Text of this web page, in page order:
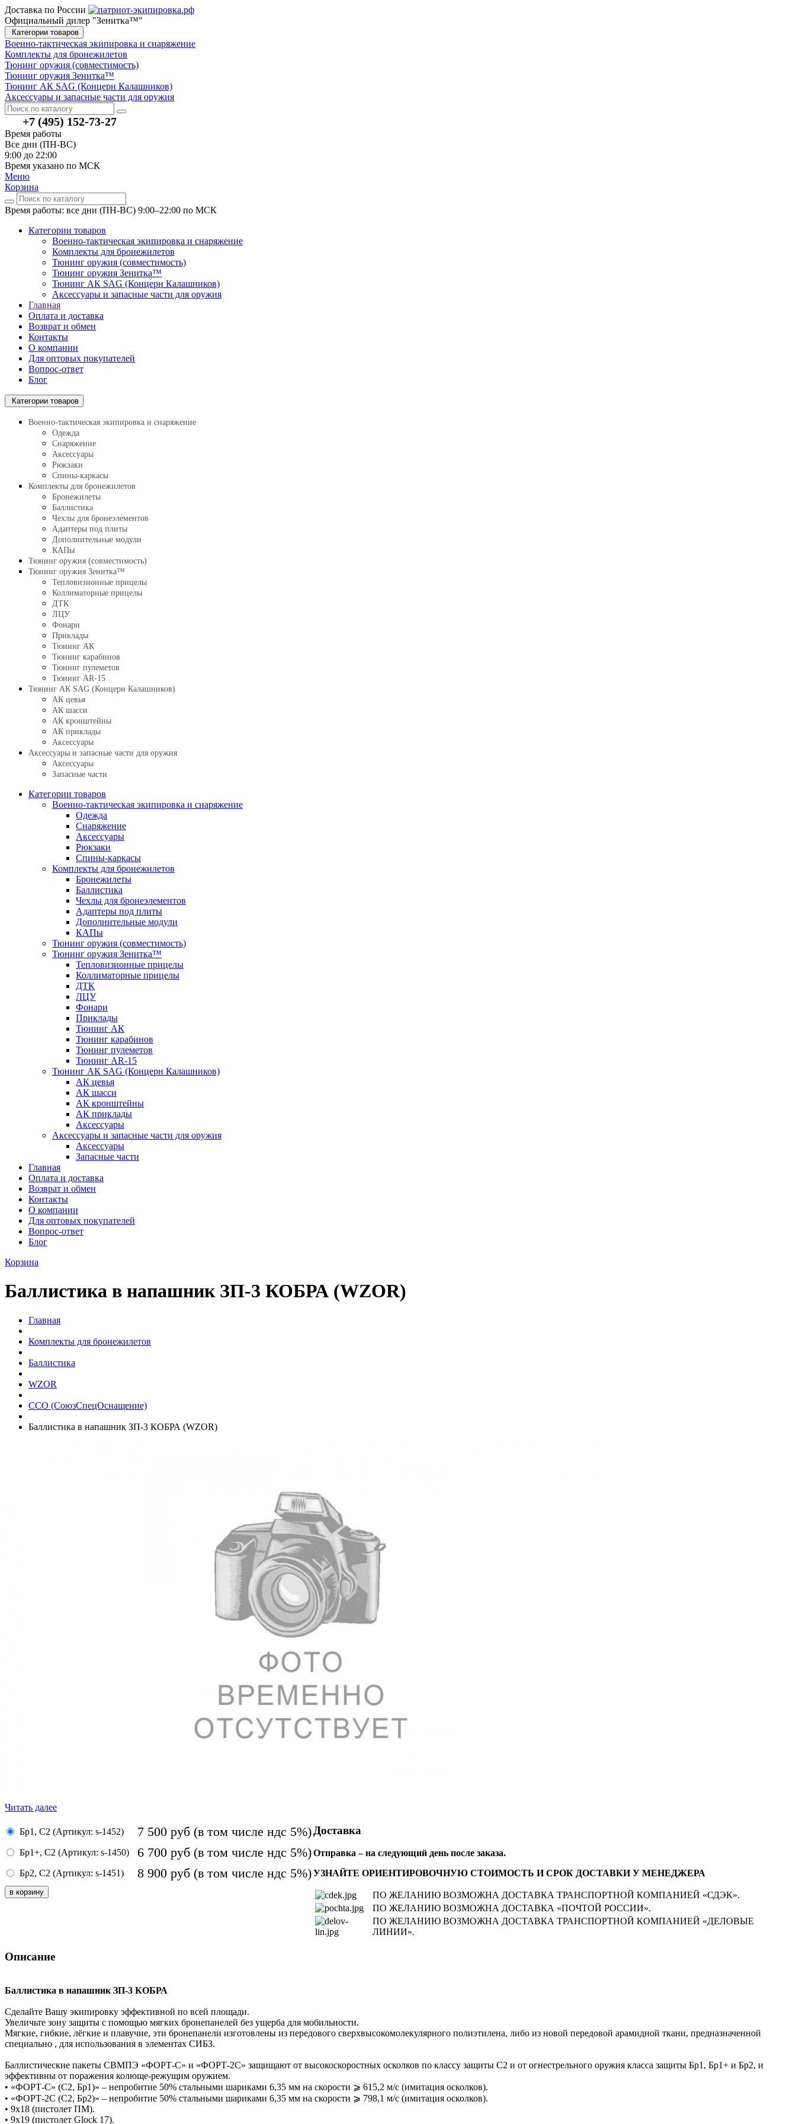
Доставка по России
Официальный дилер "Зенитка™"
Категории товаров
Военно-тактическая экипировка и снаряжение
Комплекты для бронежилетов
Тюнинг оружия (совместимость)
Тюнинг оружия Зенитка™
Тюнинг АК SAG (Концерн Калашников)
Аксессуары и запасные части для оружия
+7 (495) 152-73-27
Время работы
Все дни (ПН-ВС)
9:00 до 22:00
Время указано по МСК
Меню
Корзина
Время работы: все дни (ПН-ВС) 9:00–22:00 по МСК
Категории товаров
Военно-тактическая экипировка и снаряжение
Комплекты для бронежилетов
Тюнинг оружия (совместимость)
Тюнинг оружия Зенитка™
Тюнинг АК SAG (Концерн Калашников)
Аксессуары и запасные части для оружия
Главная
Оплата и доставка
Возврат и обмен
Контакты
О компании
Для оптовых покупателей
Вопрос-ответ
Блог
Категории товаров
Военно-тактическая экипировка и снаряжение
Одежда
Снаряжение
Аксессуары
Рюкзаки
Спины-каркасы
Комплекты для бронежилетов
Бронежилеты
Баллистика
Чехлы для бронеэлементов
Адаптеры под плиты
Дополнительные модули
КАПы
Тюнинг оружия (совместимость)
Тюнинг оружия Зенитка™
Тепловизионные прицелы
Коллиматорные прицелы
ДТК
ЛЦУ
Фонари
Приклады
Тюнинг АК
Тюнинг карабинов
Тюнинг пулеметов
Тюнинг AR-15
Тюнинг АК SAG (Концерн Калашников)
АК цевья
АК шасси
АК кронштейны
АК приклады
Аксессуары
Аксессуары и запасные части для оружия
Аксессуары
Запасные части
Категории товаров
Военно-тактическая экипировка и снаряжение
Одежда
Снаряжение
Аксессуары
Рюкзаки
Спины-каркасы
Комплекты для бронежилетов
Бронежилеты
Баллистика
Чехлы для бронеэлементов
Адаптеры под плиты
Дополнительные модули
КАПы
Тюнинг оружия (совместимость)
Тюнинг оружия Зенитка™
Тепловизионные прицелы
Коллиматорные прицелы
ДТК
ЛЦУ
Фонари
Приклады
Тюнинг АК
Тюнинг карабинов
Тюнинг пулеметов
Тюнинг AR-15
Тюнинг АК SAG (Концерн Калашников)
АК цевья
АК шасси
АК кронштейны
АК приклады
Аксессуары
Аксессуары и запасные части для оружия
Аксессуары
Запасные части
Главная
Оплата и доставка
Возврат и обмен
Контакты
О компании
Для оптовых покупателей
Вопрос-ответ
Блог
Корзина
Баллистика в напашник ЗП-3 КОБРА (WZOR)
Главная
Комплекты для бронежилетов
Баллистика
WZOR
ССО (СоюзСпецОснащение)
Баллистика в напашник ЗП-3 КОБРА (WZOR)
Читать далее
Бр1, С2 (Артикул: s-1452) 7 500 руб (в том числе ндс 5%)
Бр1+, С2 (Артикул: s-1450) 6 700 руб (в том числе ндс 5%)
Бр2, С2 (Артикул: s-1451) 8 900 руб (в том числе ндс 5%)
Доставка
Отправка – на следующий день после заказа.
УЗНАЙТЕ ОРИЕНТИРОВОЧНУЮ СТОИМОСТЬ И СРОК ДОСТАВКИ У МЕНЕДЖЕРА
ПО ЖЕЛАНИЮ ВОЗМОЖНА ДОСТАВКА ТРАНСПОРТНОЙ КОМПАНИЕЙ «СДЭК».
ПО ЖЕЛАНИЮ ВОЗМОЖНА ДОСТАВКА «ПОЧТОЙ РОССИИ».
ПО ЖЕЛАНИЮ ВОЗМОЖНА ДОСТАВКА ТРАНСПОРТНОЙ КОМПАНИЕЙ «ДЕЛОВЫЕ
ЛИНИИ».
Описание
Баллистика в напашник ЗП-3 КОБРА
Сделайте Вашу экипировку эффективной по всей площади.
Увеличьте зону защиты с помощью мягких бронепанелей без ущерба для мобильности.
Мягкие, гибкие, лёгкие и плавучие, эти бронепанели изготовлены из передового сверхвысокомолекулярного полиэтилена, либо из новой передовой арамидной ткани, предназначенной
специально , для использования в элементах СИБЗ.
Баллистические пакеты СВМПЭ «ФОРТ-С» и «ФОРТ-2С» защищают от высокоскоростных осколков по классу защиты С2 и от огнестрельного оружия класса защиты Бр1, Бр1+ и Бр2, и
эффективны от поражения колюще-режущим оружием.
• «ФОРТ-С» (С2, Бр1)» – непробитие 50% стальными шариками 6,35 мм на скорости ⩾ 615,2 м/с (имитация осколков).
• «ФОРТ-2С (С2, Бр2)» – непробитие 50% стальными шариками 6,35 мм на скорости ⩾ 798,1 м/с (имитация осколков).
• 9х18 (пистолет ПМ).
• 9х19 (пистолет Glock 17).